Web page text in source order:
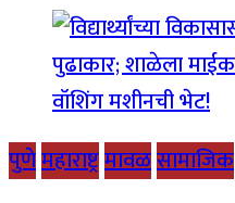
पुणेमहाराष्ट्रमावळसामाजिक